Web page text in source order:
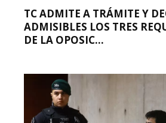
TC ADMITE A TRÁMITE Y
ADMISIBLES LOS TRES
DE LA OPOSIC...